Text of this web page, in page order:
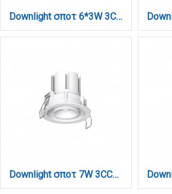
Downlight σποτ 6*3W 3CCT σε λευκή απόχρωση (X00200W)
Downlight σποτ 7W 3CCT σε λευκή απόχρωση (X00230W)